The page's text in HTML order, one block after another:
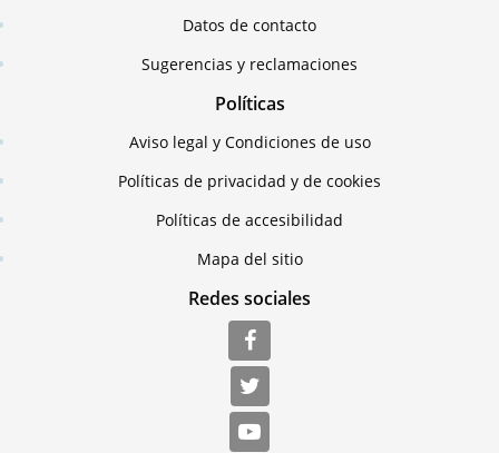
Datos de contacto
Sugerencias y reclamaciones
Políticas
Aviso legal y Condiciones de uso
Políticas de privacidad y de cookies
Políticas de accesibilidad
Mapa del sitio
Redes sociales